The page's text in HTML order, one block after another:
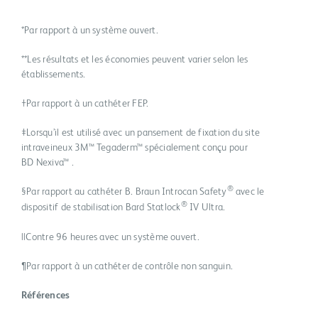
*Par rapport à un système ouvert.
**Les résultats et les économies peuvent varier selon les
établissements.
†Par rapport à un cathéter FEP.
‡Lorsqu’il est utilisé avec un pansement de fixation du site
intraveineux 3M™ Tegaderm™ spécialement conçu pour
BD Nexiva™ .
§Par rapport au cathéter B. Braun Introcan Safety®avec le
dispositif de stabilisation Bard Statlock®IV Ultra.
||Contre 96 heures avec un système ouvert.
¶Par rapport à un cathéter de contrôle non sanguin.
Références